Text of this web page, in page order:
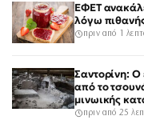
ΕΦΕΤ
λόγω
πριν από 1
Σαντορίνη:
από το
μινωικής
πριν από 25